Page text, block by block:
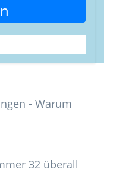
32 überall